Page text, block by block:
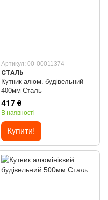
Артикул: 00-00011374
СТАЛЬ
Кутник алюм. будівельний
400мм Сталь
417 ₴
В наявності
Купити!